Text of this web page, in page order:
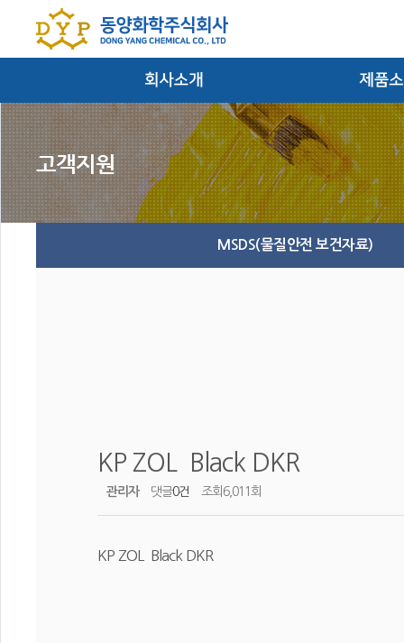
대표이사인사말
회사연혁
경영방침
찾아오시는 길
염료/안료/반
필름
잉크 및 마
MSDS(물질안전 보건자료)
KP ZOL Black DKR
관리자 댓글0건 조회 6,011회
KP ZOL Black DKR